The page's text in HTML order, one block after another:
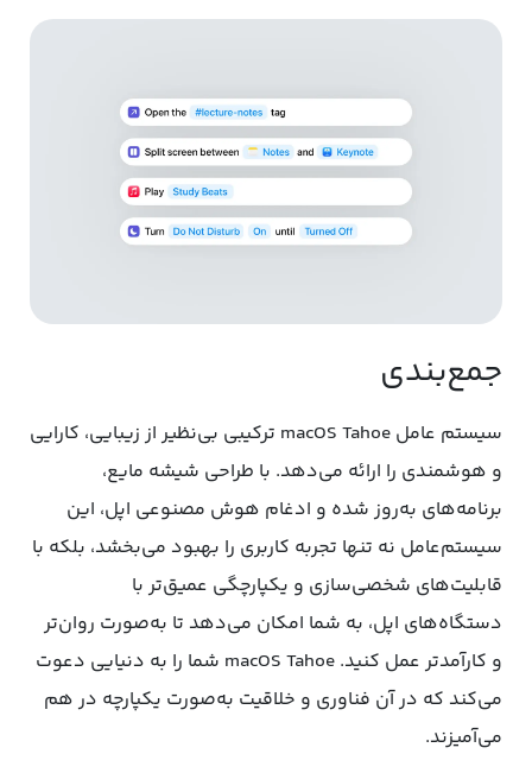
جمع‌بندی
سیستم عامل macOS Tahoe ترکیبی بی‌نظیر از زیبایی، کارایی
و هوشمندی را ارائه می‌دهد. با طراحی شیشه مایع،
برنامه‌های به‌روز شده و ادغام هوش مصنوعی اپل، این
سیستم‌عامل نه تنها تجربه کاربری را بهبود می‌بخشد، بلکه با
قابلیت‌های شخصی‌سازی و یکپارچگی عمیق‌تر با
دستگاه‌های اپل، به شما امکان می‌دهد تا به‌صورت روان‌تر
و کارآمدتر عمل کنید. macOS Tahoe شما را به دنیایی دعوت
می‌کند که در آن فناوری و خلاقیت به‌صورت یکپارچه در هم
می‌آمیزند.